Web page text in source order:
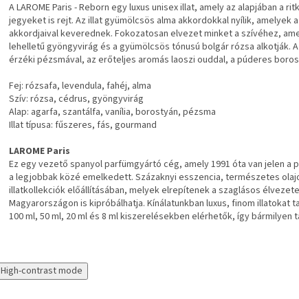
A LAROME Paris - Reborn egy luxus unisex illat, amely az alapjában
jegyeket is rejt. Az illat gyümölcsös alma akkordokkal nyílik,
akkordjaival keverednek. Fokozatosan elvezet minket a szívéhez,
lehelletű gyöngyvirág és a gyümölcsös tónusú bolgár rózsa
érzéki pézsmával, az erőteljes aromás laoszi ouddal, a púderes
Fej: rózsafa, levendula, fahéj, alma
Szív: rózsa, cédrus, gyöngyvirág
Alap: agarfa, szantálfa, vanília, borostyán, pézsma
Illat típusa: fűszeres, fás, gourmand
LAROME Paris
Ez egy vezető spanyol parfümgyártó cég, amely 1991 óta van jelen
a legjobbak közé emelkedett. Százaknyi esszencia, természetes
illatkollekciók előállításában, melyek elrepítenek a szaglásos
Magyarországon is kipróbálhatja. Kínálatunkban luxus, finom illatokat
100 ml, 50 ml, 20 ml és 8 ml kiszerelésekben elérhetők, így
High-contrast mode